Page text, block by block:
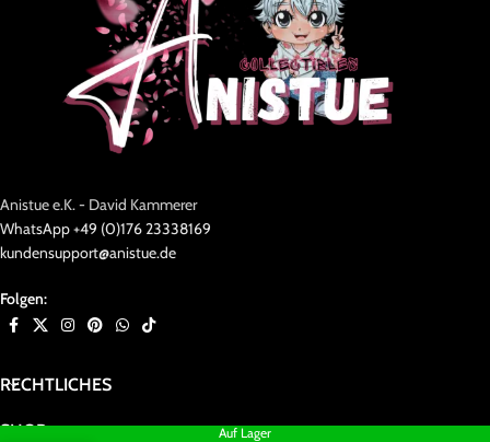
Auf Lager
Anistue e.K. - David Kammerer
WhatsApp +49 (0)176 23338169
kundensupport@anistue.de
Folgen:
RECHTLICHES
SHOP